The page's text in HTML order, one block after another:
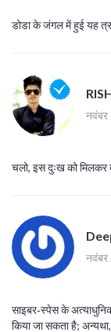
डोडा के जंगल में हुई यह
चलो, इस दुःख को मिलकर
साइबर‑स्पेस के
किया जा सकता है;